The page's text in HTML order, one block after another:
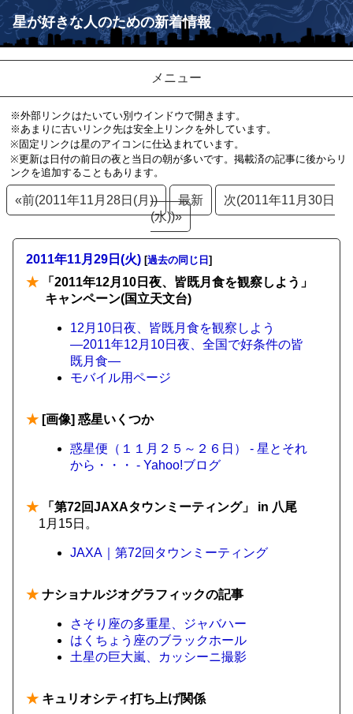
星が好きな人のための新着情報
メニュー
※外部リンクはたいてい別ウインドウで開きます。
※あまりに古いリンク先は安全上リンクを外しています。
※固定リンクは星のアイコンに仕込まれています。
※更新は日付の前日の夜と当日の朝が多いです。掲載済の記事に後からリ
ンクを追加することもあります。
«前(2011年11月28日(月)) 最新
次(2011年11月30日
(水))»
2011年11月29日(火) [過去の同じ日 ]
★ 「2011年12月10日夜、皆既月食を観察しよう」
キャンペーン(国立天文台)
12月10日夜、皆既月食を観察しよう
―2011年12月10日夜、全国で好条件の皆
既月食―
モバイル用ページ
★ [画像] 惑星いくつか
惑星便（１１月２５～２６日） - 星とそれ
から・・・ - Yahoo!ブログ
★ 「第72回JAXAタウンミーティング」 in 八尾
1月15日。
JAXA｜第72回タウンミーティング
★ ナショナルジオグラフィックの記事
さそり座の多重星、ジャバハー
はくちょう座のブラックホール
土星の巨大嵐、カッシーニ撮影
★ キュリオシティ打ち上げ関係